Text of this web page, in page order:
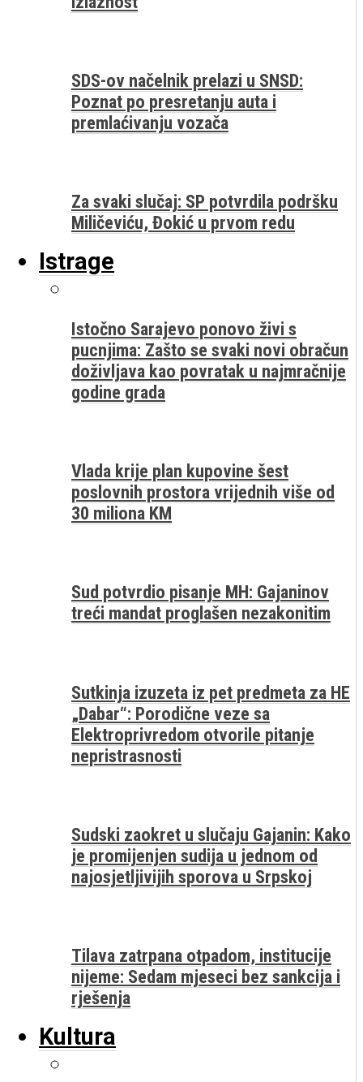
SDS-ov načelnik prelazi u SNSD:
Poznat po presretanju auta i
premlaćivanju vozača
Za svaki slučaj: SP potvrdila podršku
Miličeviću, Đokić u prvom redu
Istrage
Istočno Sarajevo ponovo živi s
pucnjima: Zašto se svaki novi obračun
doživljava kao povratak u najmračnije
godine grada
Vlada krije plan kupovine šest
poslovnih prostora vrijednih više od
30 miliona KM
Sud potvrdio pisanje MH: Gajaninov
treći mandat proglašen nezakonitim
Sutkinja izuzeta iz pet predmeta za HE
„Dabar“: Porodične veze sa
Elektroprivredom otvorile pitanje
nepristrasnosti
Sudski zaokret u slučaju Gajanin: Kako
je promijenjen sudija u jednom od
najosjetljivijih sporova u Srpskoj
Tilava zatrpana otpadom, institucije
nijeme: Sedam mjeseci bez sankcija i
rješenja
Kultura